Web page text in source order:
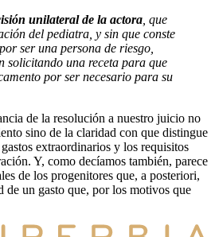
unilateral de la actora , que
del pediatra, y sin que conste
ser una persona de riesgo,
solicitando una receta para que
por ser necesario para su
de la resolución a nuestro juicio no
sino de la claridad con que distingue
extraordinarios y los requisitos
Y, como decíamos también, parece
de los progenitores que, a posteriori,
de un gasto que, por los motivos que